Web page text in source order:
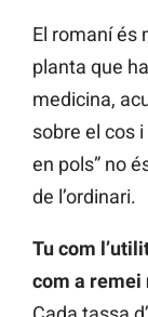
El romaní és
planta que
medicina,
sobre el cos i
en pols” no
de l’ordinari.
Tu com
com a remei